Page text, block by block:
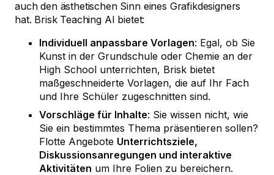
auch den ästhetischen Sinn eines Grafikdesigners
hat. Brisk Teaching AI bietet:
Individuell anpassbare Vorlagen: Egal, ob Sie
Kunst in der Grundschule oder Chemie an der
High School unterrichten, Brisk bietet
maßgeschneiderte Vorlagen, die auf Ihr Fach
und Ihre Schüler zugeschnitten sind.
Vorschläge für Inhalte: Sie wissen nicht, wie
Sie ein bestimmtes Thema präsentieren sollen?
Flotte Angebote Unterrichtsziele,
Diskussionsanregungen und interaktive
Aktivitäten um Ihre Folien zu bereichern.